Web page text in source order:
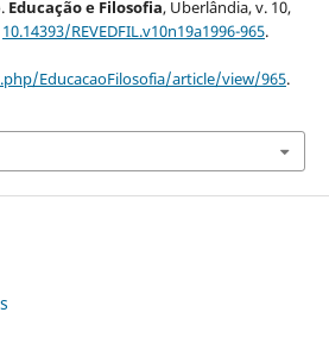
Educação e Filosofia, Uberlândia, v. 10,
10.14393/REVEDFIL.v10n19a1996-965.
EducacaoFilosofia/article/view/965.